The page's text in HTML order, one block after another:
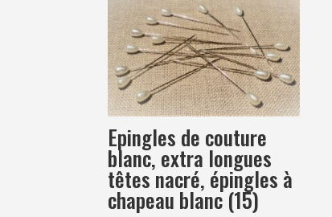
Epingles de couture
blanc, extra longues
têtes nacré, épingles à
chapeau blanc (15)